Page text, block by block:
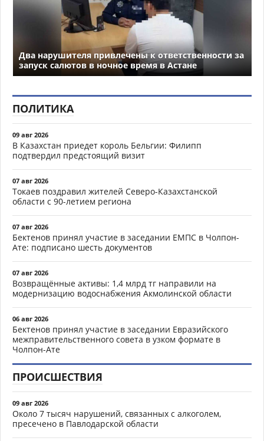
Два нарушителя привлечены к ответственности за
запуск салютов в ночное время в Астане
ПОЛИТИКА
09 авг 2026
В Казахстан приедет король Бельгии: Филипп
подтвердил предстоящий визит
07 авг 2026
Токаев поздравил жителей Северо-Казахстанской
области с 90-летием региона
07 авг 2026
Бектенов принял участие в заседании ЕМПС в Чолпон-
Ате: подписано шесть документов
07 авг 2026
Возвращённые активы: 1,4 млрд тг направили на
модернизацию водоснабжения Акмолинской области
06 авг 2026
Бектенов принял участие в заседании Евразийского
межправительственного совета в узком формате в
Чолпон-Ате
ПРОИСШЕСТВИЯ
09 авг 2026
Около 7 тысяч нарушений, связанных с алкоголем,
пресечено в Павлодарской области